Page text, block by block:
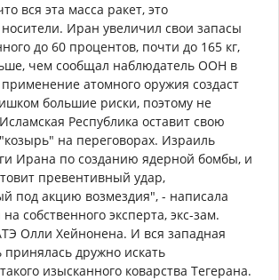
вся эта масса ракет, это
Иран увеличил свои запасы
до 60 процентов, почти до 165 кг,
чем сообщал наблюдатель ООН в
атомного оружия создаст
большие риски, поэтому не
Республика оставит свою
на переговорах. Израиль
Ирана по созданию ядерной бомбы, и
превентивный удар,
под акцию возмездия", - написала
собственного эксперта, экс-зам.
Олли Хейнонена. И вся западная
принялась дружно искать
изысканного коварства Тегерана.